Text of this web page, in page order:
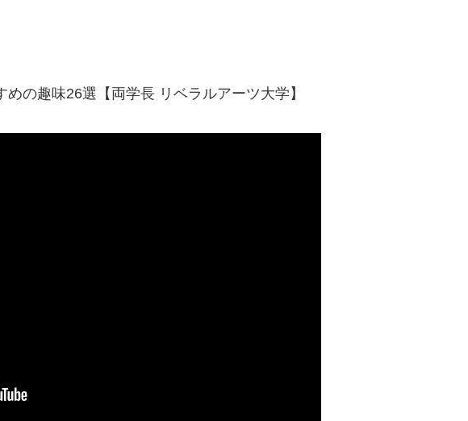
の趣味26選【両学長 リベラルアーツ大学】